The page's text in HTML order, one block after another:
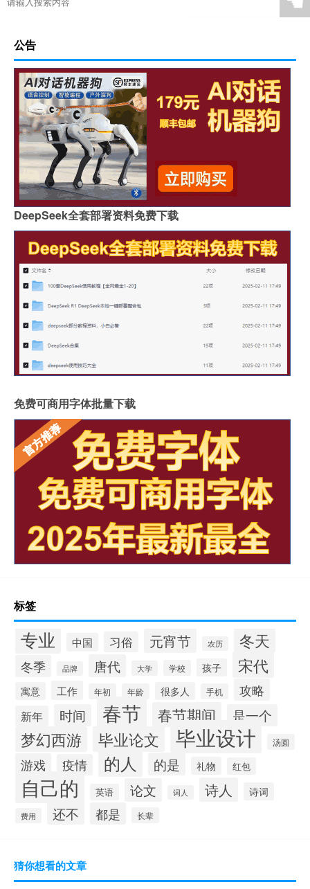
公告
DeepSeek全套部署资料免费下载
免费可商用字体批量下载
标签
专业 中国 习俗 元宵节 农历 冬天
冬季 品牌 唐代 大学 学校 孩子 宋代
寓意 工作 年初 年龄 很多人 手机 攻略
新年 时间 春节 春节期间 是一个
梦幻西游 毕业论文 毕业设计 汤圆
游戏 疫情 的人 的是 礼物 红包
自己的 英语 论文 词人 诗人 诗词
费用 还不 都是 长辈
猜你想看的文章